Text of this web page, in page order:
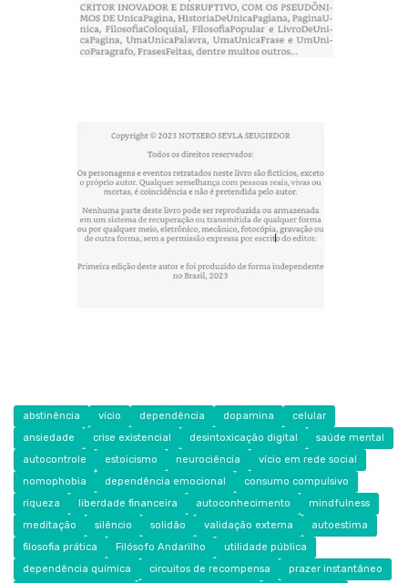
abstinência vício dependência dopamina
celular
ansiedade
crise existencial desintoxicação digital
saúde mental
autocontrole
estoicismo neurociência
vício em rede social
nomophobia
dependência emocional
consumo compulsivo
riqueza
liberdade financeira autoconhecimento
mindfulness
meditação
silêncio solidão validação externa
autoestima
filosofia prática
Filósofo Andarilho
utilidade pública
dependência química
circuitos de recompensa
prazer instantâneo